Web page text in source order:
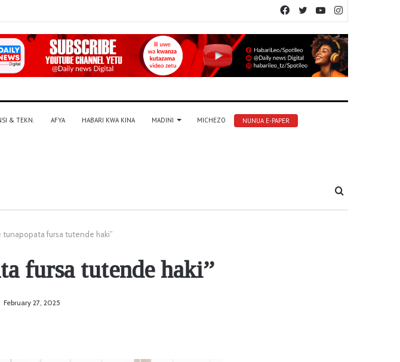
YouTube
Twitter
Facebook
& TEKN. AFYA HABARI KWA KINA MADINI MICHEZO NUNUA E-PAPER
Tafuta
tunapopata fursa tutende haki”
fursa tutende haki”
February 27, 2025